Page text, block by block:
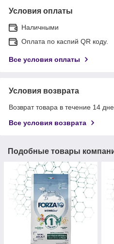
Условия оплаты
Наличными
Оплата по каспий QR коду.
Все условия оплаты
Условия возврата
Возврат товара в течение 14
Все условия возврата
Подобные товары